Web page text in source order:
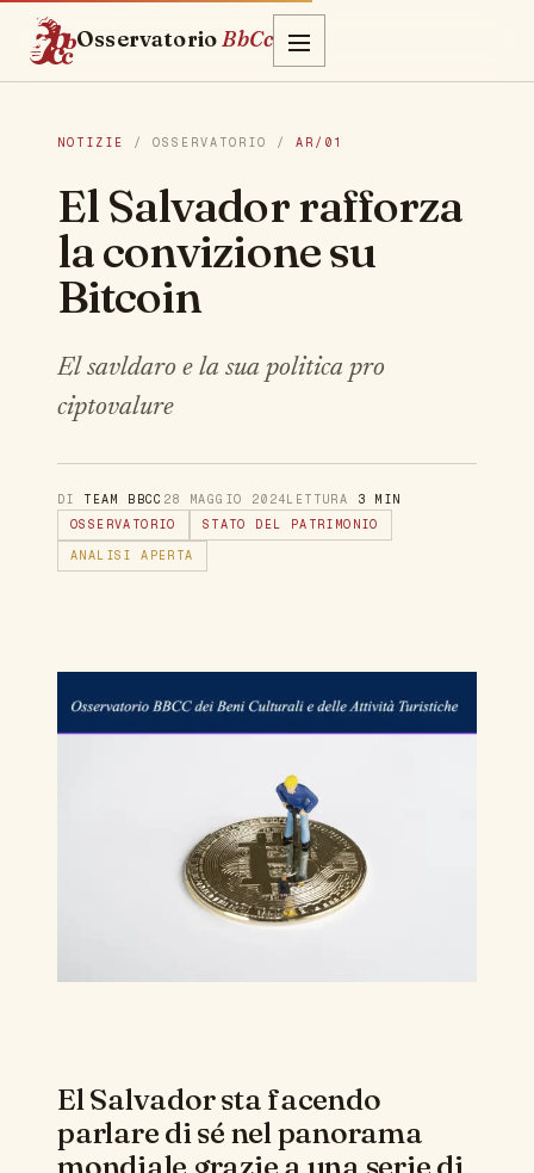
OsservatorioBbCc
NOTIZIE / OSSERVATORIO / AR/01
El Salvador rafforza
la convizione su
Bitcoin
El savldaro e la sua politica pro
ciptovalure
DI TEAM BBCC 28 MAGGIO 2024LETTURA
3 MIN
OSSERVATORIO
STATO DEL PATRIMONIO
ANALISI APERTA
El Salvador sta facendo
parlare di sé nel panorama